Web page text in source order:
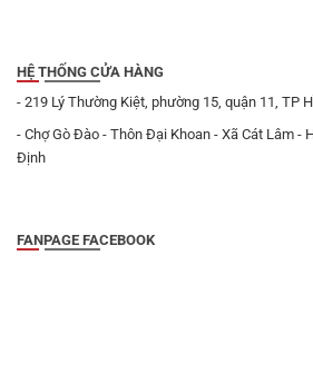
HỆ THỐNG CỬA HÀNG
- 219 Lý Thường Kiệt, phường 15, quận 11, TP
- Chợ Gò Đào - Thôn Đại Khoan - Xã Cát Lâm -
Định
FANPAGE FACEBOOK